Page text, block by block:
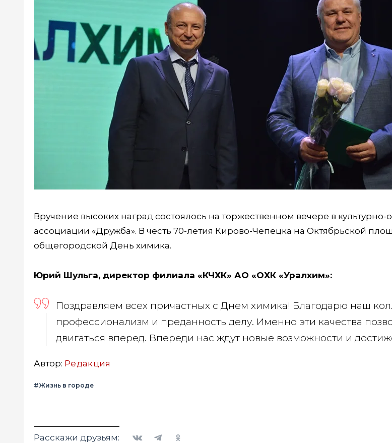
Вручение высоких наград состоялось на торжественном вечере в
ассоциации «Дружба». В честь 70-летия Кирово-Чепецка на Октябрьской
общегородской День химика.
Юрий Шульга, директор филиала «КЧХК» АО «ОХК «Уралхим»:
Поздравляем всех причастных с Днем химика! Благодарю наш
профессионализм и преданность делу. Именно эти качества
двигаться вперед. Впереди нас ждут новые возможности и
Автор: Редакция
#Жизнь в городе
Расскажи друзьям: